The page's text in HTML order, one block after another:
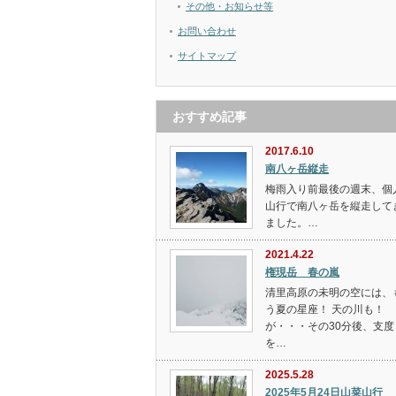
その他・お知らせ等
お問い合わせ
サイトマップ
おすすめ記事
2017.6.10
南八ヶ岳縦走
梅雨入り前最後の週末、個
山行で南八ヶ岳を縦走して
ました。…
2021.4.22
権現岳 春の嵐
清里高原の未明の空には、
う夏の星座！ 天の川も！
が・・・その30分後、支度
を…
2025.5.28
2025年5月24日山菜山行